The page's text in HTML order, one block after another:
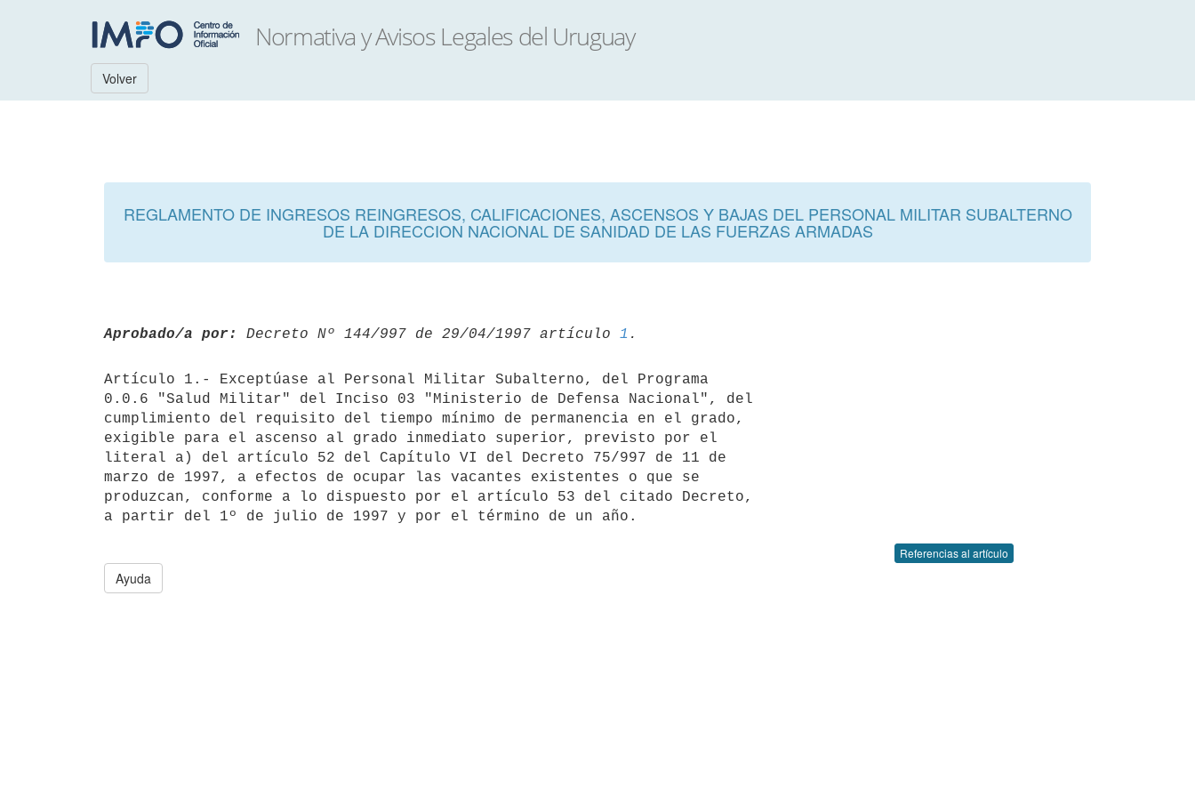
Volver
REGLAMENTO DE INGRESOS REINGRESOS, CALIFICACIONES, ASCENSOS Y BAJAS DEL PERSONAL MILITAR SUBALTERNO
DE LA DIRECCION NACIONAL DE SANIDAD DE LAS FUERZAS ARMADAS
Aprobado/a por: Decreto Nº 144/997 de 29/04/1997 artículo 1
Artículo 1.- Exceptúase al Personal Militar Subalterno, del Programa
0.0.6 "Salud Militar" del Inciso 03 "Ministerio de Defensa Nacional", del
cumplimiento del requisito del tiempo mínimo de permanencia en el grado,
exigible para el ascenso al grado inmediato superior, previsto por el
literal a) del artículo 52 del Capítulo VI del Decreto 75/997 de 11 de
marzo de 1997, a efectos de ocupar las vacantes existentes o que se
produzcan, conforme a lo dispuesto por el artículo 53 del citado Decreto,
a partir del 1º de julio de 1997 y por el término de un año.
Referencias al artículo
Ayuda